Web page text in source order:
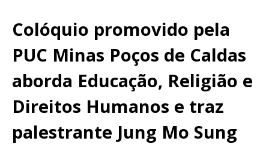
Colóquio promovido pela
PUC Minas Poços de Caldas
aborda Educação, Religião e
Direitos Humanos e traz
palestrante Jung Mo Sung